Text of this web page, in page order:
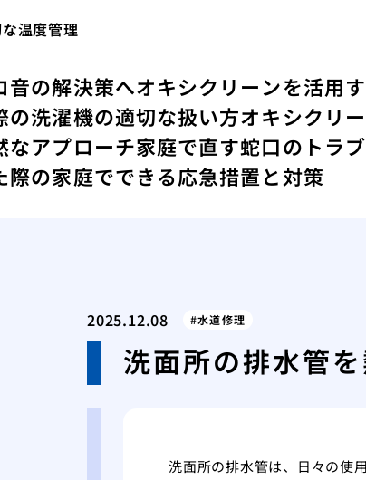
温度管理
音の解決策へオキシクリーンを活用
洗濯機の適切な扱い方オキシクリ
なアプローチ家庭で直す蛇口のトラ
の家庭でできる応急措置と対策
2025.12.08 水道修理
洗面所の排水管
洗面所の排水管は、日々の使